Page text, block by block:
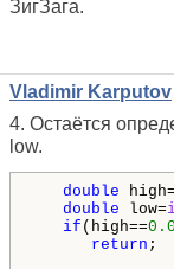
ЗигЗага.
Vladimir Karputov
4. Остаётся
low.
double high=
double low=
if (high==0.0
return ;